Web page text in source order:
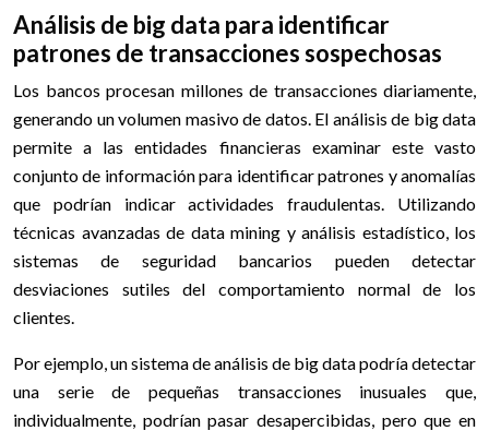
Análisis de big data para identificar
patrones de transacciones sospechosas
Los bancos procesan millones de transacciones diariamente,
generando un volumen masivo de datos. El análisis de big data
permite a las entidades financieras examinar este vasto
conjunto de información para identificar patrones y anomalías
que podrían indicar actividades fraudulentas. Utilizando
técnicas avanzadas de data mining y análisis estadístico, los
sistemas de seguridad bancarios pueden detectar
desviaciones sutiles del comportamiento normal de los
clientes.
Por ejemplo, un sistema de análisis de big data podría detectar
una serie de pequeñas transacciones inusuales que,
individualmente, podrían pasar desapercibidas, pero que en